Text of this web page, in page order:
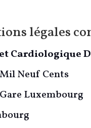
légales
Cardiologique
Neuf Cents
Gare Luxembourg